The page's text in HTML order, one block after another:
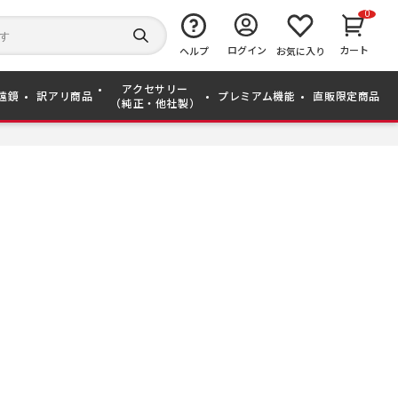
か
ら
検
索
す
る
ヘルプ ログイン お気に入り
0
カート
鏡 訳アリ商品
アクセサリー
（純正・他社製）
プレミアム機能 直販限定商品